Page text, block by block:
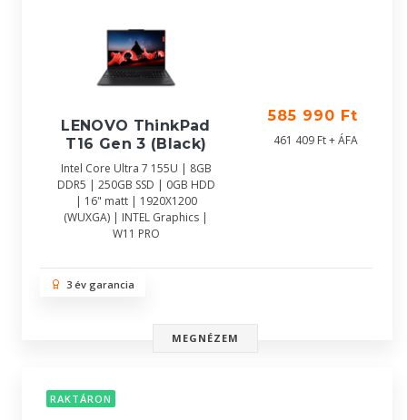
LENOVO ThinkPad
T16 Gen 3 (Black)
Intel Core Ultra 7 155U | 8GB
DDR5 | 250GB SSD | 0GB HDD
| 16" matt | 1920X1200
(WUXGA) | INTEL Graphics |
W11 PRO
585 990 Ft
461 409 Ft + ÁFA
3 év garancia
MEGNÉZEM
RAKTÁRON